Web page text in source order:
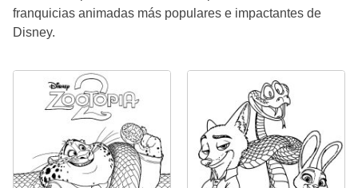
franquicias animadas más populares e impactantes de
Disney.